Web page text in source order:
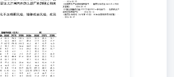
标志着整个行业向个性化、MRD指导的癌症
约有3万例肌层浸润性膀胱癌（MIBC）新发
可使约一半的肌层浸润性膀胱癌患者获得长
提供有效的个体化治疗，同时避免其他患者
10月，NEJM在线发表了肌层浸润性膀胱癌
）引导阿替利珠单抗用以辅助治疗的III期